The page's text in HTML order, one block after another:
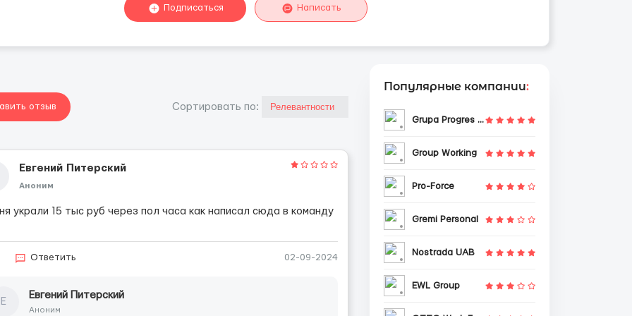
Подписаться Написать
отзыв Cортировать по:
Евгений Питерский
Аноним
украли 15 тыс руб через пол часа как написал сюда в команду
Ответить 02-09-2024
Е
Евгений Питерский
Аноним
Популярные компании:
Grupa Progres Sp. z o.o.
Group Working
Pro-Force
Gremi Personal
Nostrada UAB
EWL Group